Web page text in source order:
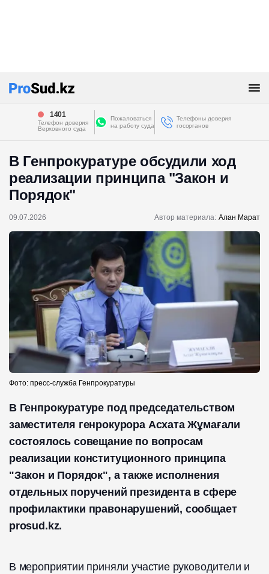
1401
Телефон доверия
Верховного суда
Пожаловаться
на работу суда
Телефоны доверия
госорганов
В Генпрокуратуре обсудили ход
реализации принципа "Закон и
Порядок"
09.07.2026 Автор материала: Алан Марат
Фото: пресс-служба Генпрокуратуры
В Генпрокуратуре под председательством
заместителя генрокурора Асхата Жұмағали
состоялось совещание по вопросам
реализации конституционного принципа
"Закон и Порядок", а также исполнения
отдельных поручений президента в сфере
профилактики правонарушений, сообщает
prosud.kz.
В мероприятии приняли участие руководители и